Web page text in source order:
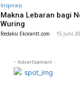
Inspirasi
Makna Lebaran bagi
Wuring
Redaksi Ekorantt.com - 15 Juni
- Advertisement -